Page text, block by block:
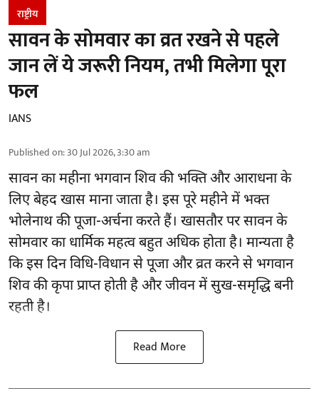
राष्ट्रीय
सावन के सोमवार का व्रत रखने से पहले
जान लें ये जरूरी नियम, तभी मिलेगा पूरा
फल
IANS
Published on:30 Jul 2026, 3:30 am
सावन का महीना भगवान शिव की भक्ति और आराधना के
लिए बेहद खास माना जाता है। इस पूरे महीने में भक्त
भोलेनाथ की पूजा-अर्चना करते हैं। खासतौर पर सावन के
सोमवार का धार्मिक महत्व बहुत अधिक होता है। मान्यता है
कि इस दिन विधि-विधान से पूजा और व्रत करने से भगवान
शिव की कृपा प्राप्त होती है और जीवन में सुख-समृद्धि बनी
रहती है।
Read More